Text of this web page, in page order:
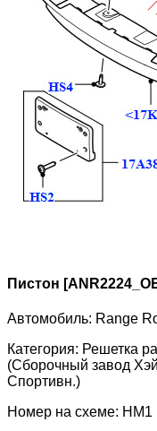
Пистон
Автомобиль: Range
Категория: Решетка
(Сборочный завод
Спортивн.)
Номер на схеме: HM1